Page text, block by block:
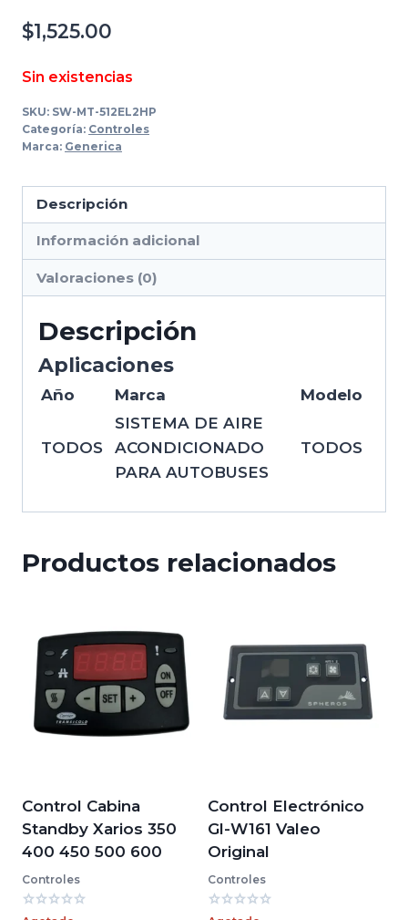
$1,525.00
Sin existencias
SKU: SW-MT-512EL2HP
Categoría: Controles
Marca: Generica
Descripción
Información adicional
Valoraciones (0)
Descripción
Aplicaciones
Año Marca Modelo
TODOS
SISTEMA DE AIRE
ACONDICIONADO
PARA AUTOBUSES
TODOS
Productos relacionados
Control Cabina
Standby Xarios 350
400 450 500 600
Controles
Control Electrónico
Gl-W161 Valeo
Original
Controles